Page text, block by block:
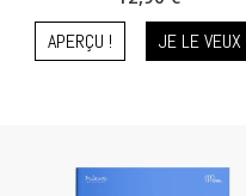
APERÇU ! JE LE VEUX